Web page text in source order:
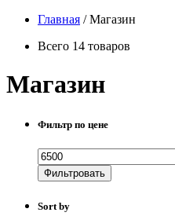
Главная /Магазин
Всего 14 товаров
Магазин
Фильтр по цене
Фильтровать
Sort by